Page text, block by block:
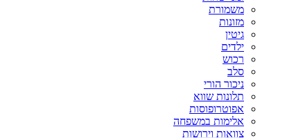
משמורת
מזונות
גיטין
ילדים
רכוש
סלב
ניכור הורי
תלונות שווא
אפוטרופוסות
אלימות במשפחה
צוואות וירושות